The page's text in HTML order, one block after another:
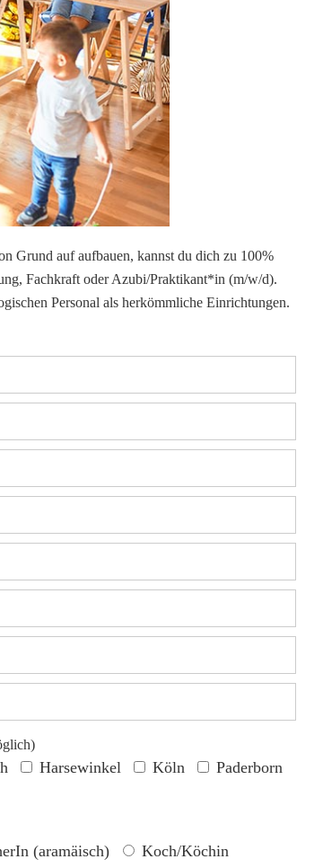
Grund auf aufbauen, kannst du dich zu 100%
Fachkraft oder Azubi/Praktikant*in (m/w/d).
Personal als herkömmliche Einrichtungen.
Harsewinkel Köln
Paderborn
(aramäisch) Koch/Köchin